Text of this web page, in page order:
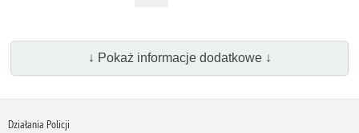
↓ Pokaż informacje dodatkowe ↓
Działania Policji